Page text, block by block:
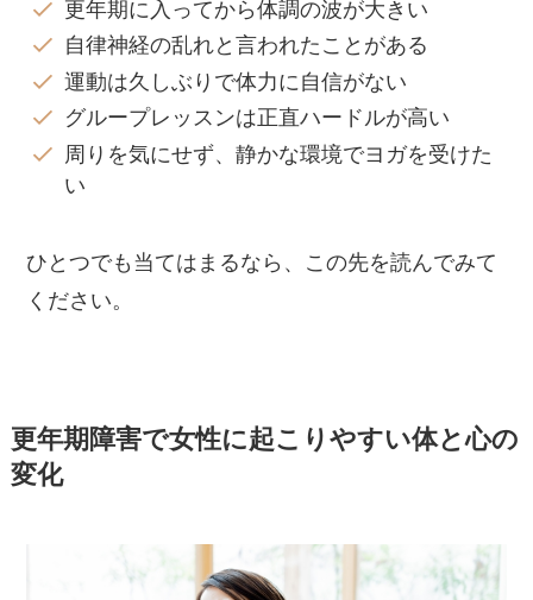
更年期に入ってから体調の波が大きい
自律神経の乱れと言われたことがある
運動は久しぶりで体力に自信がない
グループレッスンは正直ハードルが高い
周りを気にせず、静かな環境でヨガを受けた
い
ひとつでも当てはまるなら、この先を読んでみて
ください。
更年期障害で女性に起こりやすい体と心の
変化